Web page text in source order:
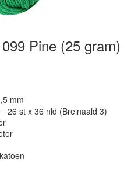
Pine (25 gram)
mm
26 st x 36 nld (Breinaald 3)